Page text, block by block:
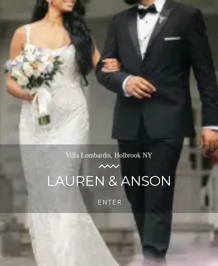
Villa Lombardis, Holbrook NY
LAUREN & ANSON
ENTER